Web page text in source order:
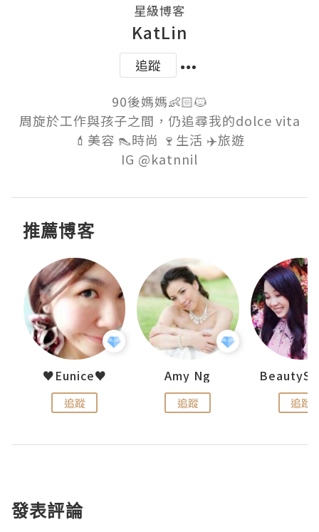
星級博客
KatLin
追蹤
90後媽媽👶🏻🐱
周旋於工作與孩子之間，仍追尋我的dolce vita
💄美容 👠時尚 🍷生活 ✈️旅遊
推薦博客
♥Eunice♥
追蹤
Amy Ng
追蹤 追蹤
發表評論